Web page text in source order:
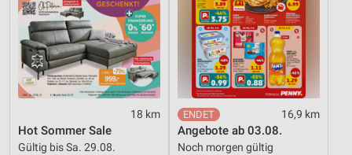
18 km
Hot Sommer Sale
Gültig bis Sa. 29.08.
16,9 km
Angebote ab 03.08.
Noch morgen gültig